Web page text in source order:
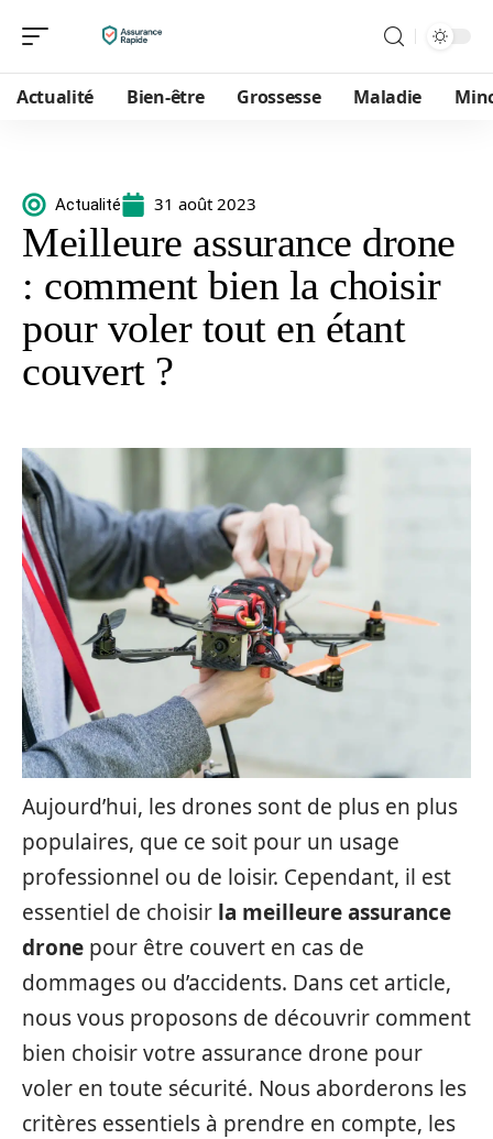
Actualité Bien-être Grossesse Maladie
Actualité 31 août 2023
Meilleure assurance drone
: comment bien la choisir
pour voler tout en étant
couvert ?
Aujourd’hui, les drones sont de plus en plus
populaires, que ce soit pour un usage
professionnel ou de loisir. Cependant, il est
essentiel de choisir la meilleure assurance
drone pour être couvert en cas de
dommages ou d’accidents. Dans cet article,
nous vous proposons de découvrir comment
bien choisir votre assurance drone pour
voler en toute sécurité. Nous aborderons les
critères essentiels à prendre en compte, les